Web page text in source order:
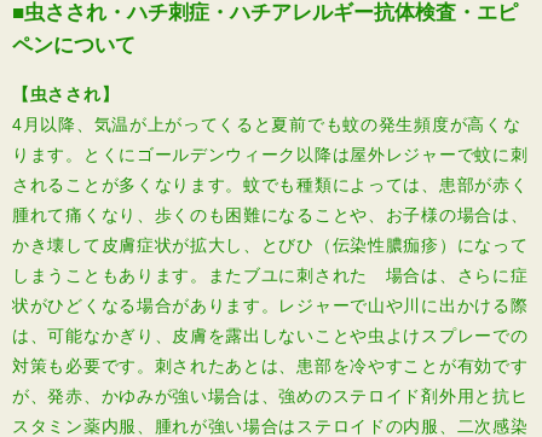
■虫さされ・ハチ刺症・ハチアレルギー抗体検査・エピ
ペンについて
【虫さされ】
4月以降、気温が上がってくると夏前でも蚊の発生頻度が高くな
ります。とくにゴールデンウィーク以降は屋外レジャーで蚊に刺
されることが多くなります。蚊でも種類によっては、患部が赤く
腫れて痛くなり、歩くのも困難になることや、お子様の場合は、
かき壊して皮膚症状が拡大し、とびひ（伝染性膿痂疹）になって
しまうこともあります。またブユに刺された 場合は、さらに症
状がひどくなる場合があります。レジャーで山や川に出かける際
は、可能なかぎり、皮膚を露出しないことや虫よけスプレーでの
対策も必要です。刺されたあとは、患部を冷やすことが有効です
が、発赤、かゆみが強い場合は、強めのステロイド剤外用と抗ヒ
スタミン薬内服、腫れが強い場合はステロイドの内服、二次感染